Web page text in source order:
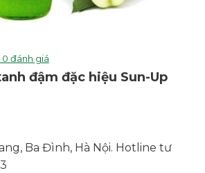
đánh giá
đậm đặc hiệu Sun-Up
Ba Đình, Hà Nội. Hotline tư